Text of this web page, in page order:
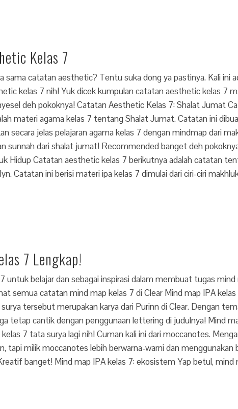
Kelas 7
sama catatan aesthetic? Tentu suka dong ya pastinya. Kali ini
kelas 7 nih! Yuk dicek kumpulan catatan aesthetic kelas 7
deh pokoknya! Catatan Aesthetic Kelas 7: Shalat Jumat
materi agama kelas 7 tentang Shalat Jumat. Catatan ini
secara jelas pelajaran agama kelas 7 dengan mindmap dari
sunnah dari shalat jumat! Recommended banget deh
Hidup Catatan aesthetic kelas 7 berikutnya adalah catatan
Catatan ini berisi materi ipa kelas 7 dimulai dari ciri-ciri
7 Lengkap!
untuk belajar dan sebagai inspirasi dalam membuat tugas mind
semua catatan mind map kelas 7 di Clear Mind map IPA
tersebut merupakan karya dari Purinn di Clear. Dengan
tetap cantik dengan penggunaan lettering di judulnya! Mind
7 tata surya lagi nih! Cuman kali ini dari moccanotes.
tapi milik moccanotes lebih berwarna-warni dan menggunakan
banget! Mind map IPA kelas 7: ekosistem Yap betul, mind